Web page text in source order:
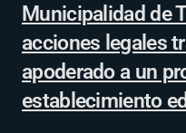
Municipalidad de
acciones legales
apoderado a un
establecimiento